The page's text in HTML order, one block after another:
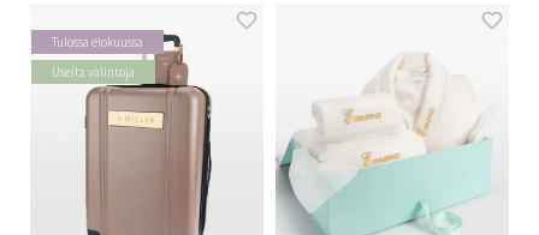
Tulossa elokuussa
Useita valintoja